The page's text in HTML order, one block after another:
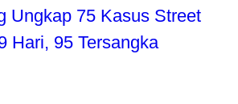
Ungkap 75 Kasus Street
Hari, 95 Tersangka